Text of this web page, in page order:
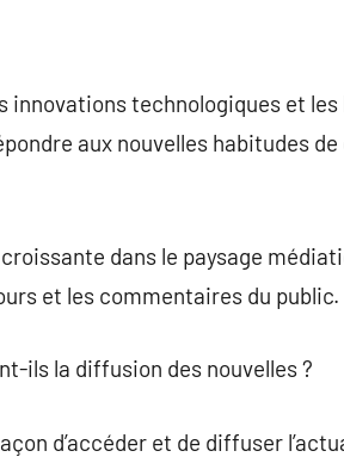
innovations technologiques et
aux nouvelles habitudes
dans le paysage
et les commentaires du public.
ils la diffusion des nouvelles ?
d’accéder et de diffuser